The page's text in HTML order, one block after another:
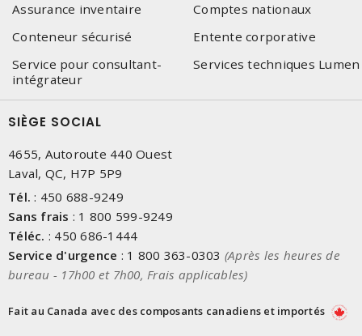
Assurance inventaire
Comptes nationaux
Conteneur sécurisé
Entente corporative
Service pour consultant-
intégrateur
Services techniques Lumen
SIÈGE SOCIAL
4655, Autoroute 440 Ouest
Laval, QC, H7P 5P9
Tél. : 450 688-9249
Sans frais : 1 800 599-9249
Téléc. : 450 686-1444
Service d'urgence : 1 800 363-0303 (Après les heures de
bureau - 17h00 et 7h00, Frais applicables)
Fait au Canada avec des composants canadiens et importés